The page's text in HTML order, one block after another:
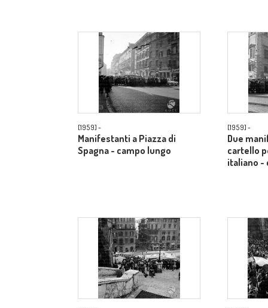
[1959] -
Manifestanti a Piazza di
Spagna - campo lungo
[1959] -
Due
cartello
italiano -